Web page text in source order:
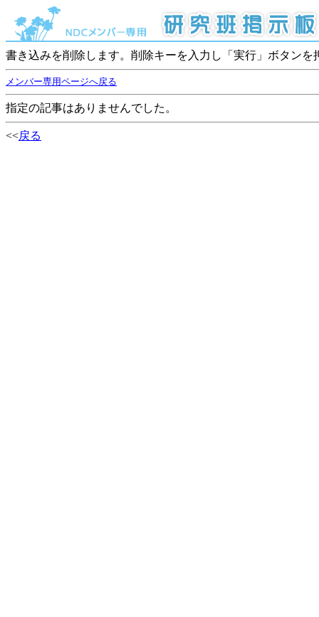
書き込みを削除します。削除キーを入力し「実行」ボタンを
メンバー専用ページへ戻る
指定の記事はありませんでした。
<<戻る